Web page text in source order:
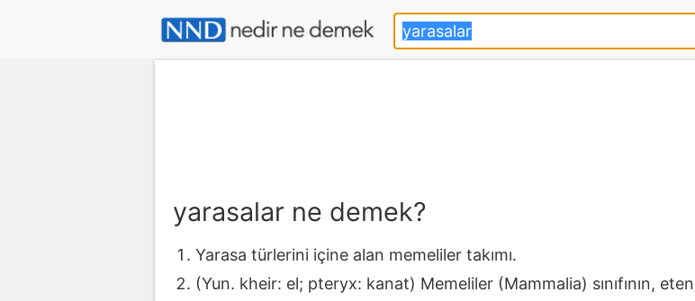
yarasalar ne demek?
Yarasa türlerini içine alan memeliler takımı.
(Yun. kheir: el; pteryx: kanat) Memeliler (Mammalia) sınıfının,